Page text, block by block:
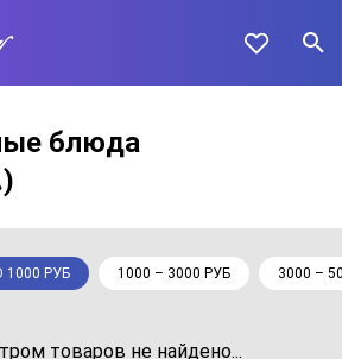
блюда
1000 РУБ 1000 – 3000 РУБ 3000 –
товаров не найдено...